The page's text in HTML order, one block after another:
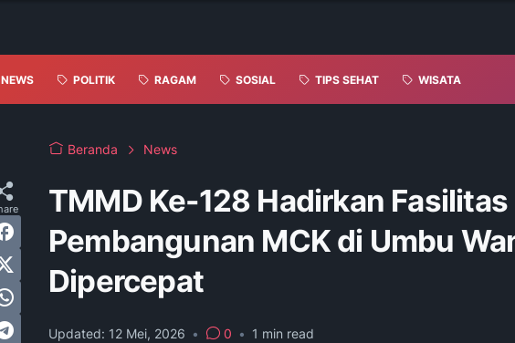
NEWS POLITIK RAGAM SOSIAL TIPS SEHAT WISATA
Beranda News
TMMD Ke-128 Hadirkan Fasilitas
Pembangunan MCK di Umbu
Dipercepat
Updated: 12 Mei, 2026 • 0 • 1 min read